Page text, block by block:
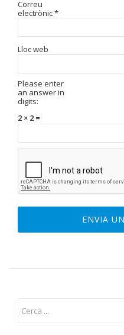
Correu
electrònic*
Lloc web
Please enter
an answer in
digits:
2 × 2 =